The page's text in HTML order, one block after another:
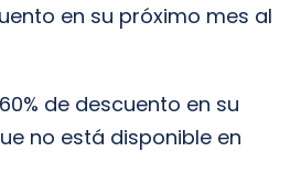
en su próximo mes al
de descuento en su
no está disponible en